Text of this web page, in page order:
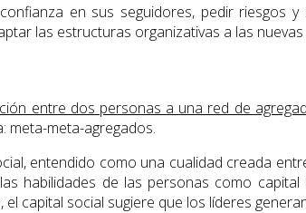
en sus seguidores, pedir riesgos
las estructuras organizativas a las
entre dos personas a una red de
meta-meta-agregados.
entendido como una cualidad creada
habilidades de las personas como
capital social sugiere que los líderes